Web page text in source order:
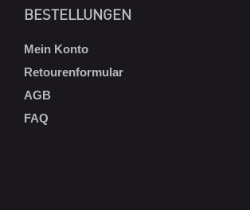
BESTELLUNGEN
Mein Konto
Retourenformular
AGB
FAQ